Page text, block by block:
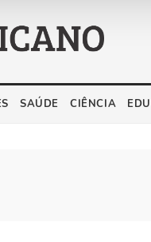
SAÚDE CIÊNCIA